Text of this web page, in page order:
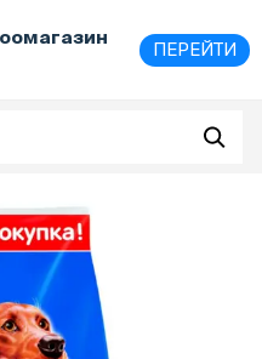
ПЕРЕЙТИ